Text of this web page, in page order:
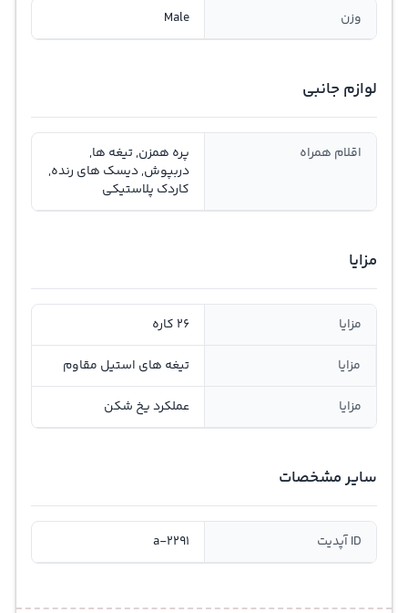
وزن Male
لوازم جانبی
اقلام همراه
پره همزن, تیغه ها,
دربپوش, دیسک های رنده,
کاردک پلاستیکی
مزایا
مزایا 26 کاره
مزایا تیغه های استیل مقاوم
مزایا عملکرد یخ شکن
سایر مشخصات
ID آپدیت a-2291